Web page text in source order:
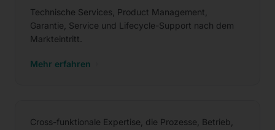
Technische Services, Product Management,
Garantie, Service und Lifecycle-Support nach dem
Markteintritt.
Mehr erfahren
Cross-funktionale Expertise, die Prozesse, Betrieb,